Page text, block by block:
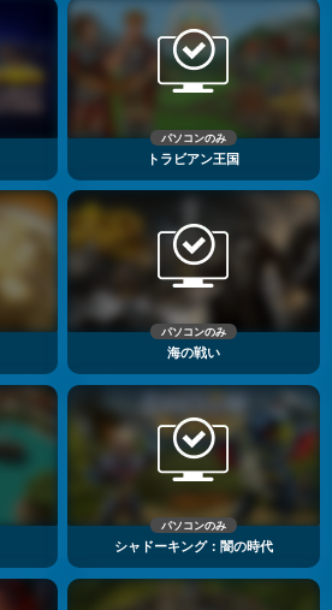
パソコンのみ
トラビアン王国
パソコンのみ
海の戦い
パソコンのみ
シャドーキング：闇の時代